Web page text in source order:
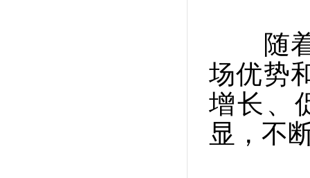
随着
场优势
增长、
显，不